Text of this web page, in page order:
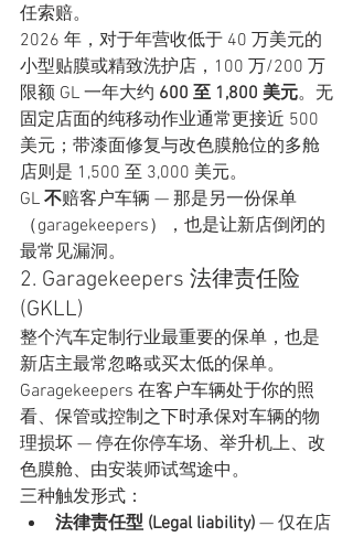
任索赔。
2026 年，对于年营收低于 40 万美元的
小型贴膜或精致洗护店，100 万/200 万
限额 GL 一年大约 600 至 1,800 美元。无
固定店面的纯移动作业通常更接近 500
美元；带漆面修复与改色膜舱位的多舱
店则是 1,500 至 3,000 美元。
GL 不赔客户车辆 — 那是另一份保单
（garagekeepers），也是让新店倒闭的
最常见漏洞。
2. Garagekeepers 法律责任险
(GKLL)
整个汽车定制行业最重要的保单，也是
新店主最常忽略或买太低的保单。
Garagekeepers 在客户车辆处于你的照
看、保管或控制之下时承保对车辆的物
理损坏 — 停在你停车场、举升机上、改
色膜舱、由安装师试驾途中。
三种触发形式：
法律责任型 (Legal liability) — 仅在店